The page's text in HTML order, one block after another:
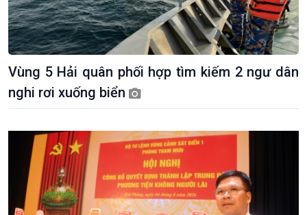
Vùng 5 Hải quân phối hợp tìm kiếm 2 ngư dân
nghi rơi xuống biển